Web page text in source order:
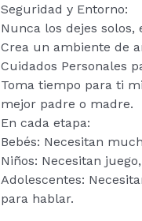
Seguridad y Entorno:
Nunca los dejes
Crea un ambiente de
Cuidados Personales
Toma tiempo para ti
mejor padre o madre.
En cada etapa:
Bebés: Necesitan
Niños: Necesitan
Adolescentes:
para hablar.